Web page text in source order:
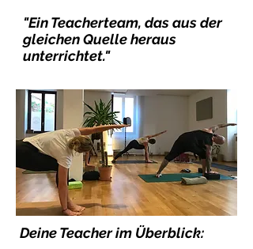
"Ein Teacherteam, das aus der
gleichen Quelle heraus
unterrichtet."
Deine Teacher im Überblick: